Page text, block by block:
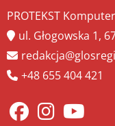
PROTEKST
ul. Głogowska 1,
+48 655 404 421